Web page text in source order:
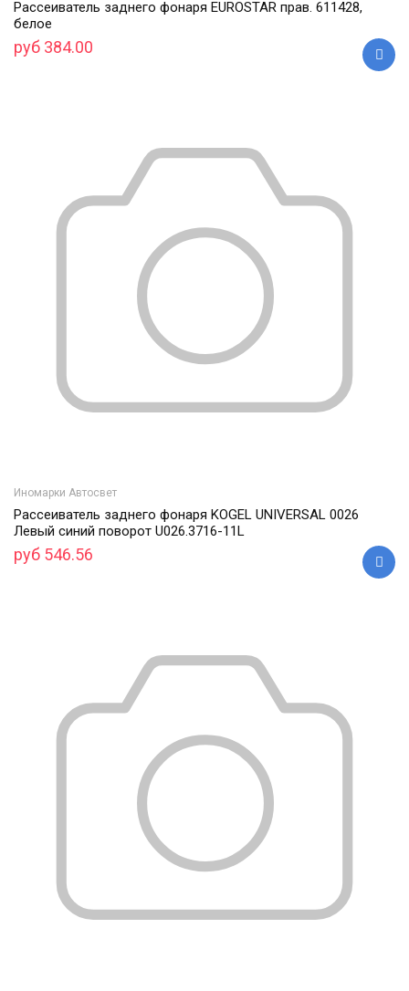
Рассеиватель заднего фонаря EUROSTAR прав. 611428,
белое
руб 384.00
Иномарки Автосвет
Рассеиватель заднего фонаря KOGEL UNIVERSAL 0026
Левый синий поворот U026.3716-11L
руб 546.56